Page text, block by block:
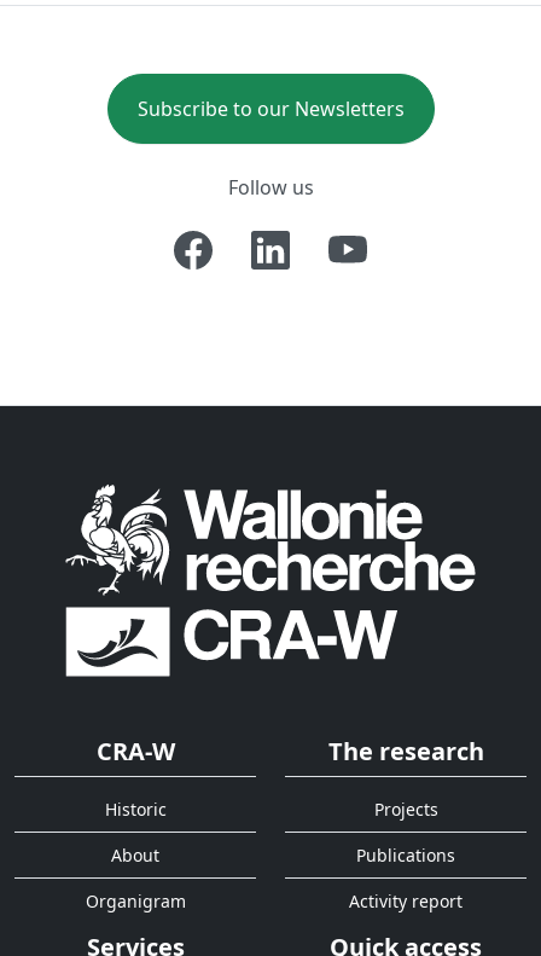
Subscribe to our Newsletters
Follow us
CRA-W
Historic
About
Organigram
The research
Projects
Publications
Activity report
Services Quick access